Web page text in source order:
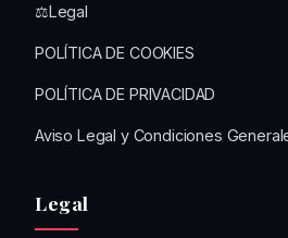
⚖️Legal
POLÍTICA DE COOKIES
POLÍTICA DE PRIVACIDAD
Aviso Legal y Condiciones
Legal